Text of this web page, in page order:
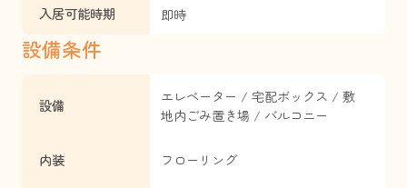
入居可能時期 即時
設備条件
設備
エレベーター / 宅配ボックス / 敷
地内ごみ置き場 / バルコニー
内装 フローリング